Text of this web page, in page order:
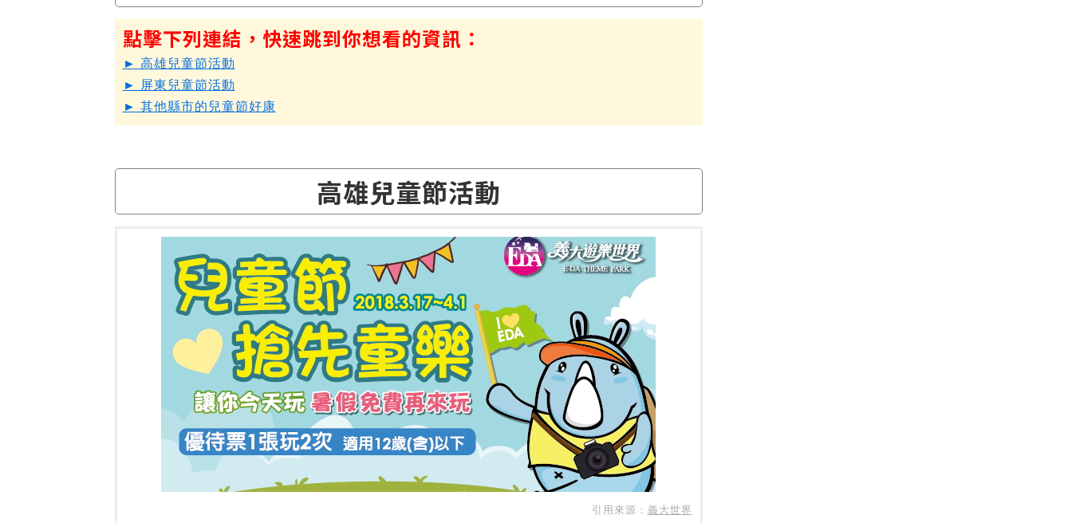
點擊下列連結，快速跳到你想看的資訊：
► 高雄兒童節活動
► 屏東兒童節活動
► 其他縣市的兒童節好康
高雄兒童節活動
引用來源： 義大世界